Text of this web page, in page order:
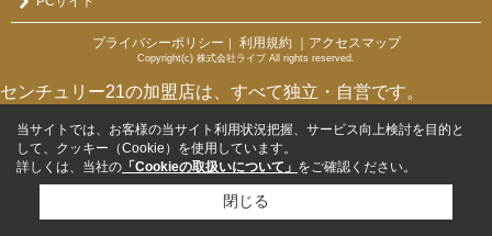
プライバシーポリシー ｜ 利用規約 ｜アクセスマップ
Copyright(c) 株式会社ライブ All rights reserved.
センチュリー21の加盟店は、すべて独立・自営です。
当サイトでは、お客様の当サイト利用状況把握、サービス向上検討を目的と
して、クッキー（Cookie）を使用しています。
詳しくは、当社の 「Cookieの取扱いについて」 をご確認ください。
閉じる